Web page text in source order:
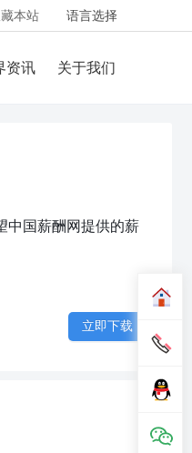
本站 语言选择
资讯 关于我们
中国薪酬网提供的薪
立即下载